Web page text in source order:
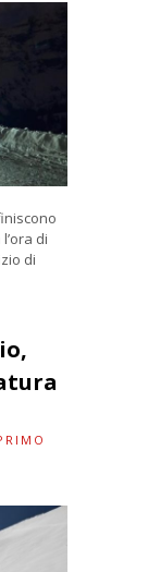
di
di